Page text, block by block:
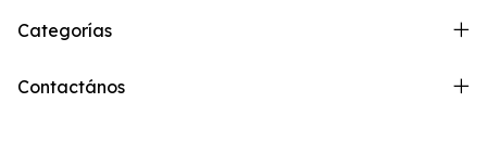
Categorías
Contactános